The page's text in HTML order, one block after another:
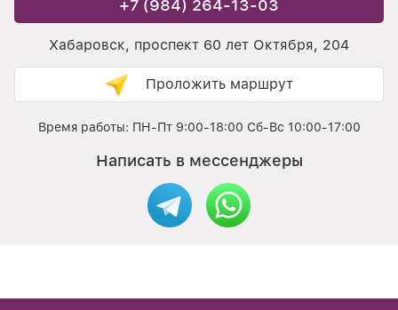
+7 (984) 264-13-03
Хабаровск, проспект 60 лет Октября, 204
Проложить маршрут
Время работы: ПН-Пт 9:00-18:00 Сб-Вс 10:00-17:00
Написать в мессенджеры